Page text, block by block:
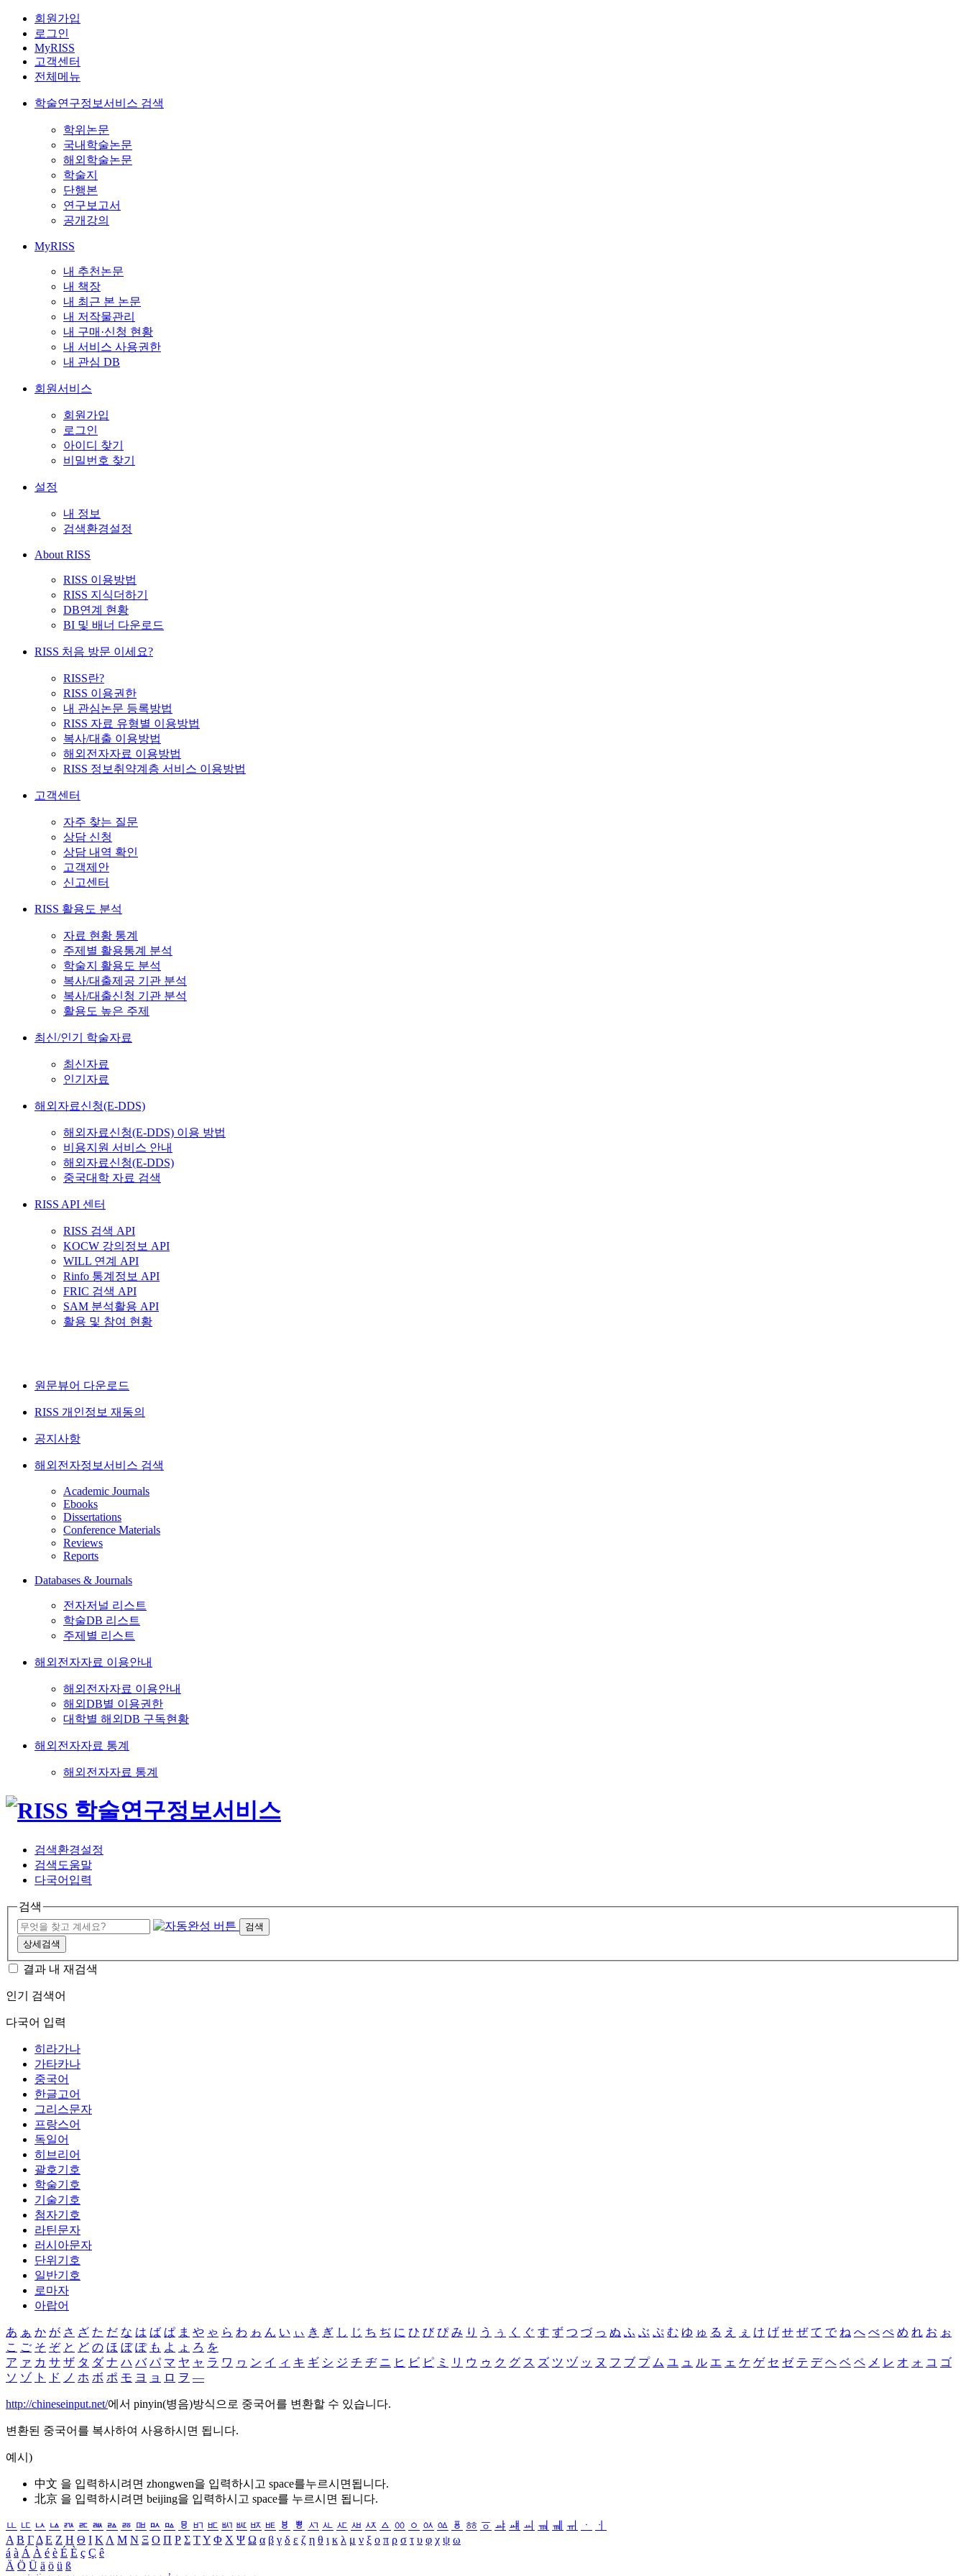
회원가입
로그인
MyRISS
고객센터
전체메뉴
학술연구정보서비스 검색
학위논문
국내학술논문
해외학술논문
학술지
단행본
연구보고서
공개강의
MyRISS
내 추천논문
내 책장
내 최근 본 논문
내 저작물관리
내 구매·신청 현황
내 서비스 사용권한
내 관심 DB
회원서비스
회원가입
로그인
아이디 찾기
비밀번호 찾기
설정
내 정보
검색환경설정
About RISS
RISS 이용방법
RISS 지식더하기
DB연계 현황
BI 및 배너 다운로드
RISS 처음 방문 이세요?
RISS란?
RISS 이용권한
내 관심논문 등록방법
RISS 자료 유형별 이용방법
복사/대출 이용방법
해외전자자료 이용방법
RISS 정보취약계층 서비스 이용방법
고객센터
자주 찾는 질문
상담 신청
상담 내역 확인
고객제안
신고센터
RISS 활용도 분석
자료 현황 통계
주제별 활용통계 분석
학술지 활용도 분석
복사/대출제공 기관 분석
복사/대출신청 기관 분석
활용도 높은 주제
최신/인기 학술자료
최신자료
인기자료
해외자료신청(E-DDS)
해외자료신청(E-DDS) 이용 방법
비용지원 서비스 안내
해외자료신청(E-DDS)
중국대학 자료 검색
RISS API 센터
RISS 검색 API
KOCW 강의정보 API
WILL 연계 API
Rinfo 통계정보 API
FRIC 검색 API
SAM 분석활용 API
활용 및 참여 현황
원문뷰어 다운로드
RISS 개인정보 재동의
공지사항
해외전자정보서비스 검색
Academic Journals
Ebooks
Dissertations
Conference Materials
Reviews
Reports
Databases & Journals
전자저널 리스트
학술DB 리스트
주제별 리스트
해외전자자료 이용안내
해외전자자료 이용안내
해외DB별 이용권한
대학별 해외DB 구독현황
해외전자자료 통계
해외전자자료 통계
검색환경설정
검색도움말
다국어입력
검색
검색
상세검색
결과 내 재검색
인기 검색어
다국어 입력
히라가나
가타카나
중국어
한글고어
그리스문자
프랑스어
독일어
히브리어
괄호기호
학술기호
기술기호
첨자기호
라틴문자
러시아문자
단위기호
일반기호
로마자
아랍어
あ ぁ か が さ ざ た だ な は ば ぱ ま や ゃ ら わ ゎ ん い ぃ き ぎ し じ ち ぢ に ひ び ぴ み り う ぅ く ぐ す ず つ づ っ ぬ ふ ぶ ぷ む ゆ ゅ る え ぇ け げ せ ぜ て で ね へ べ ぺ め れ お ぉ
こ ご そ ぞ と ど の ほ ぼ ぽ も よ ょ ろ を
ア ァ カ サ ザ タ ダ ナ ハ バ パ マ ヤ ャ ラ ワ ヮ ン イ ィ キ ギ シ ジ チ ヂ ニ ヒ ビ ピ ミ リ ウ ゥ ク グ ス ズ ツ ヅ ッ ヌ フ ブ プ ム ユ ュ ル エ ェ ケ ゲ セ ゼ テ デ ヘ ベ ペ メ レ オ ォ コ ゴ
ソ ゾ ト ド ノ ホ ボ ポ モ ヨ ョ ロ ヲ ―
http://chineseinput.net/에서 pinyin(병음)방식으로 중국어를 변환할 수 있습니다.
변환된 중국어를 복사하여 사용하시면 됩니다.
예시)
中文 을 입력하시려면 zhongwen을 입력하시고 space를누르시면됩니다.
北京 을 입력하시려면 beijing을 입력하시고 space를 누르시면 됩니다.
ㅥ ㅦ ㅧ ㅨ ㅩ ㅪ ㅫ ㅬ ㅭ ㅮ ㅯ ㅰ ㅱ ㅲ ㅳ ㅴ ㅵ ㅶ ㅷ ㅸ ㅹ ㅺ ㅻ ㅼ ㅽ ㅾ ㅿ ㆀ ㆁ ㆂ ㆃ ㆄ ㆅ ㆆ ㆇ ㆈ ㆉ ㆊ ㆋ ㆌ ㆍ
ㆎ
Α Β ΓΔ Ε Ζ Η Θ Ι ΚΛ Μ Ν Ξ Ο Π Ρ Σ ΤΥ Φ Χ Ψ Ω α β γ δ ε ζ η θ ι κ λ μ ν ξ ο π ρ σ τ υ φ χ ψ ω
á à Á À é è É È ç Ç ê
Ä Ö Ü ä ö ü ß